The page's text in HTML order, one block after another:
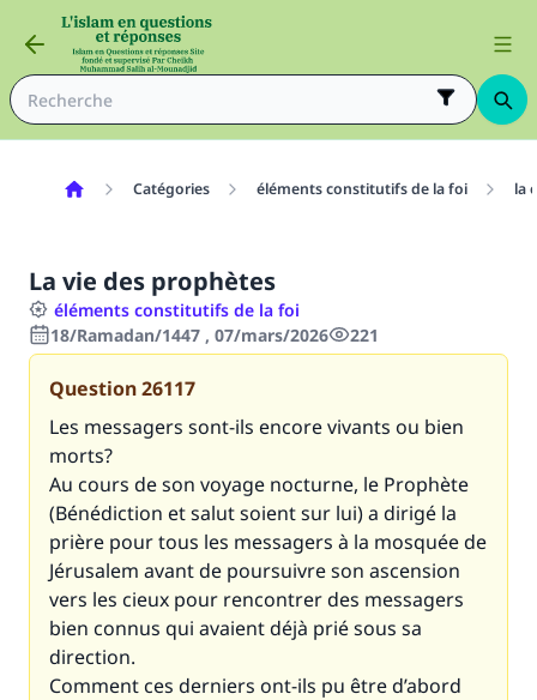
Catégories éléments constitutifs de la foi la
La vie des prophètes
éléments constitutifs de la foi
18/Ramadan/1447 , 07/mars/2026
221
Question26117
Les messagers sont-ils encore vivants ou bien
morts?
Au cours de son voyage nocturne, le Prophète
(Bénédiction et salut soient sur lui) a dirigé la
prière pour tous les messagers à la mosquée de
Jérusalem avant de poursuivre son ascension
vers les cieux pour rencontrer des messagers
bien connus qui avaient déjà prié sous sa
direction.
Comment ces derniers ont-ils pu être d’abord